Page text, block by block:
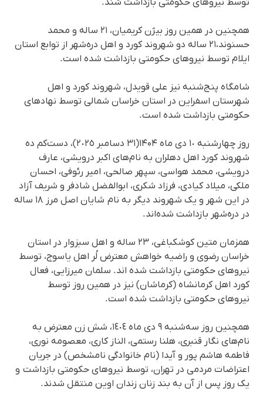
توسط نیروهای حکومتی بازداشت شند.
همچنین در همین روز بیژن کریمیان، ٢١ ساله و محمد
حسنوند،٢١ سالە دو شهروند کورد و اهل دره‌شهر از توابع استان
ایلام توسط نیروهای حکومتی بازداشت شده است.
شامگاه پنج‌شنبه نیز علی قویدل، شهروند کورد و اهل
شهرستان اسفراین در استان خراسان شمالی توسط نهادهای
حکومتی بازداشت شده است.
روز چهارشنبه ١٠ دی ماه ۱۴۰۴(٣١ دسامبر ٢٠٢٥)، دست‌کم ده
شهروند کورد اهل دهلران بە نام‌های اکبر درویشی، عارف
درویشی، محمد هواسی، سپهر صالحی، امیر رئوفی، احسان
ملکی، میلاد کیادی، فرزاد شکری، ابوالفضل شادفر و شریف آزاد
در این شهر و یک شهروند دیگر بە نام شایان اصل مرز ۱۸ سالە
در درەشهر بازداشت شدەاند.
همزمان متین کوشکباغی، ٢٣ ساله و اهل سبزوار در استان
خراسان رضوی و راضیه خواهش معترض لُر اهل یاسوج، توسط
نیروهای حکومتی بازداشت شده اند. سلمان میرزایی، فعال
کورد اهل کرمانشاه (کرماشان) نیز در همین روز توسط
نیروهای حکومتی بازداشت شده است.
همچنین روز سه‌شنبه ٩ دی ماه ١٤٠٤، شش زن معترض بە
نام‌های نگار قنبری، هلنا رستمی، الناز کاری، معصومه نوری،
فاطمه هاشم پور و آیدا (نام خانوادگی نامشخص) در جریان
اعتراضات مردمی در تهران، توسط نیروهای حکومتی بازداشت و
یک روز پس از آن به بند زنان زندان اوین منتقل شدند.